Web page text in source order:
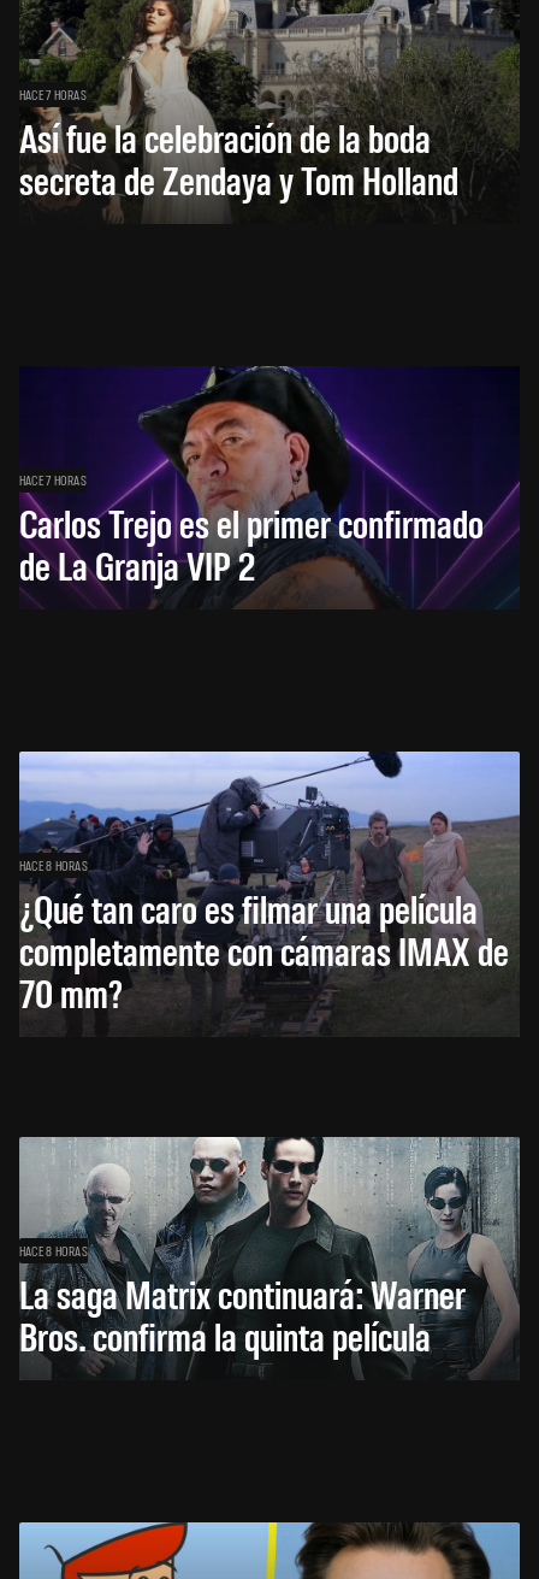
HACE 7 HORAS
Así fue la celebración de la boda
secreta de Zendaya y Tom Holland
HACE 7 HORAS
Carlos Trejo es el primer confirmado
de La Granja VIP 2
HACE 8 HORAS
¿Qué tan caro es filmar una película
completamente con cámaras IMAX de
70 mm?
HACE 8 HORAS
La saga Matrix continuará: Warner
Bros. confirma la quinta película